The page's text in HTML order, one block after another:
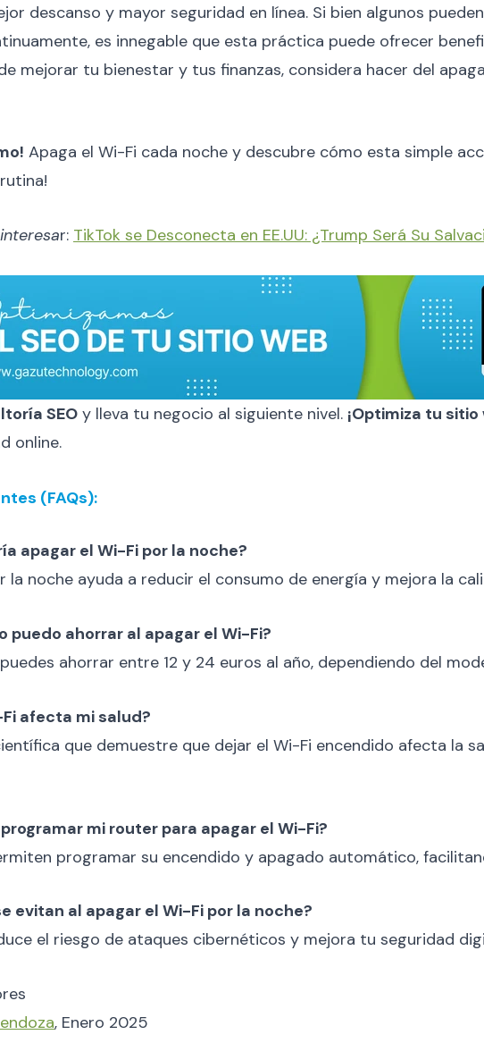
descanso y mayor seguridad en línea. Si bien algunos
es innegable que esta práctica puede ofrecer
mejorar tu bienestar y tus finanzas, considera hacer del
Apaga el Wi-Fi cada noche y descubre cómo esta simple
r: TikTok se Desconecta en EE.UU: ¿Trump Será Su
SEO y lleva tu negocio al siguiente nivel. ¡Optimiza tu
online.
(FAQs):
apagar el Wi-Fi por la noche?
la noche ayuda a reducir el consumo de energía y mejora la
puedo ahorrar al apagar el Wi-Fi?
ahorrar entre 12 y 24 euros al año, dependiendo del
afecta mi salud?
que demuestre que dejar el Wi-Fi encendido afecta la
mi router para apagar el Wi-Fi?
programar su encendido y apagado automático,
evitan al apagar el Wi-Fi por la noche?
el riesgo de ataques cibernéticos y mejora tu seguridad
, Enero 2025